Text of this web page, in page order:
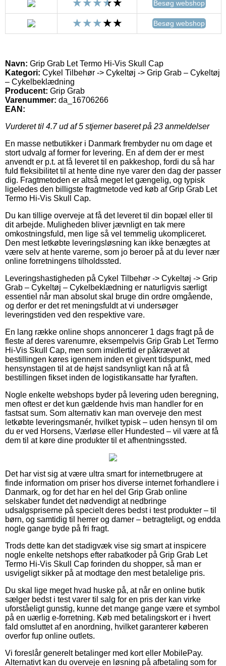
Besøg webshop
Besøg webshop
Navn: Grip Grab Let Termo Hi-Vis Skull Cap
Kategori: Cykel Tilbehør -> Cykeltøj -> Grip Grab – Cykeltøj
– Cykelbeklædning
Producent: Grip Grab
Varenummer: da_16706266
EAN:
Vurderet til 4.7ud af 5 stjerner baseret på 23 anmeldelser
En masse netbutikker i Danmark frembyder nu om dage et
stort udvalg af former for levering. En af dem der er mest
anvendt er p.t. at få leveret til en pakkeshop, fordi du så har
fuld fleksibilitet til at hente dine nye varer den dag der passer
dig. Fragtmetoden er altså meget let gængelig, og typisk
ligeledes den billigste fragtmetode ved køb af Grip Grab Let
Termo Hi-Vis Skull Cap.
Du kan tillige overveje at få det leveret til din bopæl eller til
dit arbejde. Muligheden bliver jævnligt en tak mere
omkostningsfuld, men lige så vel temmelig ukompliceret.
Den mest letkøbte leveringsløsning kan ikke benægtes at
være selv at hente varerne, som jo beroer på at du lever nær
online forretningens tilholdssted.
Leveringshastigheden på Cykel Tilbehør -> Cykeltøj -> Grip
Grab – Cykeltøj – Cykelbeklædning er naturligvis særligt
essentiel når man absolut skal bruge din ordre omgående,
og derfor er det ret meningsfuldt at vi undersøger
leveringstiden ved den respektive vare.
En lang række online shops annoncerer 1 dags fragt på de
fleste af deres varenumre, eksempelvis Grip Grab Let Termo
Hi-Vis Skull Cap, men som imidlertid er påkrævet at
bestillingen køres igennem inden et givent tidspunkt, med
hensynstagen til at de højst sandsynligt kan nå at få
bestillingen fikset inden de logistikansatte har fyraften.
Nogle enkelte webshops byder på levering uden beregning,
men oftest er det kun gældende hvis man handler for en
fastsat sum. Som alternativ kan man overveje den mest
letkøbte leveringsmanér, hvilket typisk – uden hensyn til om
du er ved Horsens, Værløse eller Hundested – vil være at få
dem til at køre dine produkter til et afhentningssted.
Det har vist sig at være ultra smart for internetbrugere at
finde information om priser hos diverse internet forhandlere i
Danmark, og for det har en hel del Grip Grab online
selskaber fundet det nødvendigt at nedbringe
udsalgspriserne på specielt deres bedst i test produkter – til
børn, og samtidig til herrer og damer – betragteligt, og endda
nogle gange byde på fri fragt.
Trods dette kan det stadigvæk vise sig smart at inspicere
nogle enkelte netshops efter rabatkoder på Grip Grab Let
Termo Hi-Vis Skull Cap forinden du shopper, så man er
usvigeligt sikker på at modtage den mest betalelige pris.
Du skal lige meget hvad huske på, at når en online butik
sælger bedst i test varer til salg for en pris der kan virke
uforståeligt gunstig, kunne det mange gange være et symbol
på en uærlig e-forretning. Køb med betalingskort er i hvert
fald omsluttet af en anordning, hvilket garanterer køberen
overfor fup online outlets.
Vi foreslår generelt betalinger med kort eller MobilePay.
Alternativt kan du overveje en løsning på afbetaling som for